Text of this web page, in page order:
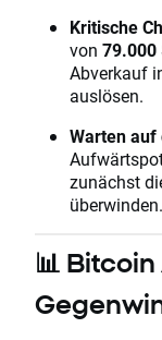
Kritische
von 79.000
Abverkauf
auslösen.
Warten auf
zunächst
überwinden.
📊